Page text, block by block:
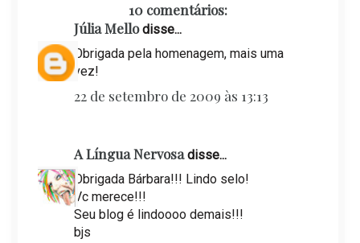
10 comentários:
Júlia Mellodisse...
Obrigada pela homenagem, mais uma
vez!
22 de setembro de 2009 às 13:13
A Língua Nervosadisse...
Obrigada Bárbara!!! Lindo selo!
Vc merece!!!
Seu blog é lindoooo demais!!!
bjs